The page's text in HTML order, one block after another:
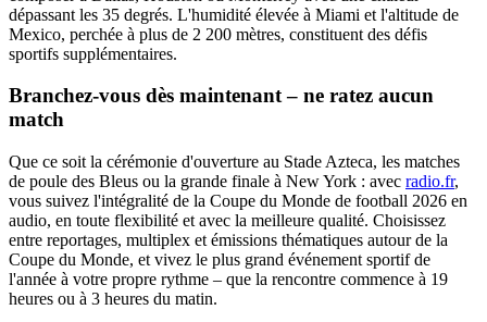
dépassant les 35 degrés. L'humidité élevée à Miami et l'altitude de
Mexico, perchée à plus de 2 200 mètres, constituent des défis
sportifs supplémentaires.
Branchez-vous dès maintenant – ne ratez aucun
match
Que ce soit la cérémonie d'ouverture au Stade Azteca, les matches
de poule des Bleus ou la grande finale à New York : avec radio.fr,
vous suivez l'intégralité de la Coupe du Monde de football 2026 en
audio, en toute flexibilité et avec la meilleure qualité. Choisissez
entre reportages, multiplex et émissions thématiques autour de la
Coupe du Monde, et vivez le plus grand événement sportif de
l'année à votre propre rythme – que la rencontre commence à 19
heures ou à 3 heures du matin.